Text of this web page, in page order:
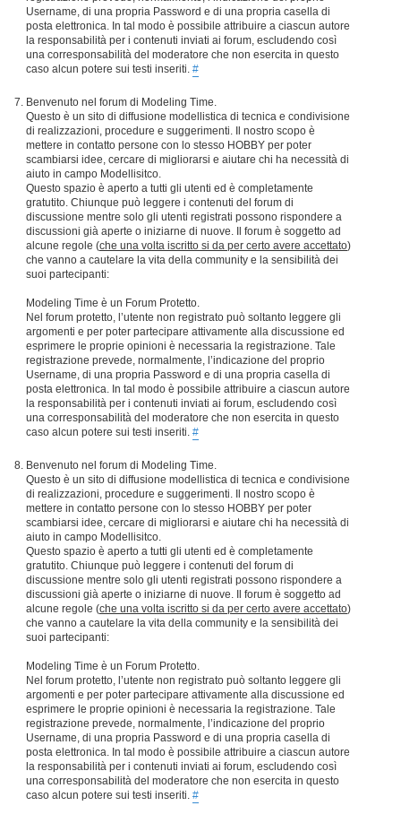
Username, di una propria Password e di una propria casella di
posta elettronica. In tal modo è possibile attribuire a ciascun autore
la responsabilità per i contenuti inviati ai forum, escludendo così
una corresponsabilità del moderatore che non esercita in questo
caso alcun potere sui testi inseriti. #
Benvenuto nel forum di Modeling Time.
Questo è un sito di diffusione modellistica di tecnica e condivisione
di realizzazioni, procedure e suggerimenti. Il nostro scopo è
mettere in contatto persone con lo stesso HOBBY per poter
scambiarsi idee, cercare di migliorarsi e aiutare chi ha necessità di
aiuto in campo Modellisitco.
Questo spazio è aperto a tutti gli utenti ed è completamente
gratutito. Chiunque può leggere i contenuti del forum di
discussione mentre solo gli utenti registrati possono rispondere a
discussioni già aperte o iniziarne di nuove. Il forum è soggetto ad
alcune regole (che una volta iscritto si da per certo avere accettato)
che vanno a cautelare la vita della community e la sensibilità dei
suoi partecipanti:
Modeling Time è un Forum Protetto.
Nel forum protetto, l’utente non registrato può soltanto leggere gli
argomenti e per poter partecipare attivamente alla discussione ed
esprimere le proprie opinioni è necessaria la registrazione. Tale
registrazione prevede, normalmente, l’indicazione del proprio
Username, di una propria Password e di una propria casella di
posta elettronica. In tal modo è possibile attribuire a ciascun autore
la responsabilità per i contenuti inviati ai forum, escludendo così
una corresponsabilità del moderatore che non esercita in questo
caso alcun potere sui testi inseriti. #
Benvenuto nel forum di Modeling Time.
Questo è un sito di diffusione modellistica di tecnica e condivisione
di realizzazioni, procedure e suggerimenti. Il nostro scopo è
mettere in contatto persone con lo stesso HOBBY per poter
scambiarsi idee, cercare di migliorarsi e aiutare chi ha necessità di
aiuto in campo Modellisitco.
Questo spazio è aperto a tutti gli utenti ed è completamente
gratutito. Chiunque può leggere i contenuti del forum di
discussione mentre solo gli utenti registrati possono rispondere a
discussioni già aperte o iniziarne di nuove. Il forum è soggetto ad
alcune regole (che una volta iscritto si da per certo avere accettato)
che vanno a cautelare la vita della community e la sensibilità dei
suoi partecipanti:
Modeling Time è un Forum Protetto.
Nel forum protetto, l’utente non registrato può soltanto leggere gli
argomenti e per poter partecipare attivamente alla discussione ed
esprimere le proprie opinioni è necessaria la registrazione. Tale
registrazione prevede, normalmente, l’indicazione del proprio
Username, di una propria Password e di una propria casella di
posta elettronica. In tal modo è possibile attribuire a ciascun autore
la responsabilità per i contenuti inviati ai forum, escludendo così
una corresponsabilità del moderatore che non esercita in questo
caso alcun potere sui testi inseriti. #